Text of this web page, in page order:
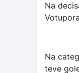
Na
Na
teve